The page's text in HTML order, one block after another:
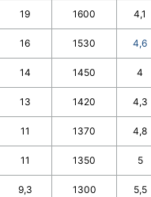
19 1600 4,1
16 1530 4,6
14 1450 4
13 1420 4,3
11 1370 4,8
11 1350 5
9,3 1300 5,5